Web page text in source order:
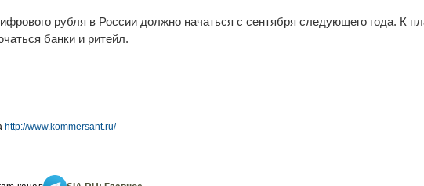
рубля в России должно начаться с сентября следующего года. К
банки и ритейл.
http://www.kommersant.ru/